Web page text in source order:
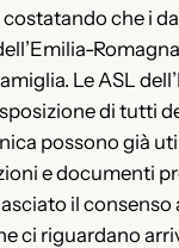
che i
Le ASL
di tutti
possono già
e documenti
il
ci riguardano